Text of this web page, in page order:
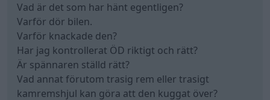
Vad är det som har hänt egentligen?
Varför dör bilen.
Varför knackade den?
Har jag kontrollerat ÖD riktigt och rätt?
Är spännaren ställd rätt?
Vad annat förutom trasig rem eller trasigt
kamremshjul kan göra att den kuggat över?